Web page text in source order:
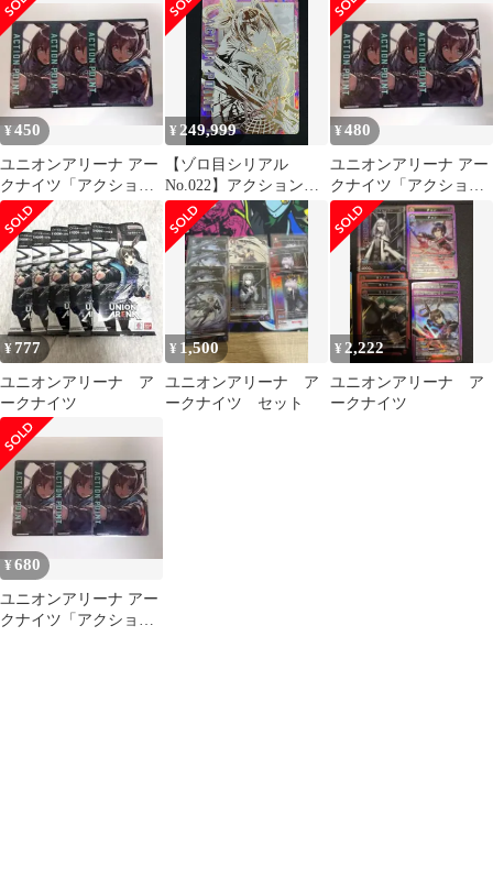
¥450
ユニオンアリーナ アー
クナイツ「アクション
ポイント（アーミ
ヤ）」３枚セット ST
¥249,999
【ゾロ目シリアル
No.022】アクションポ
イントカード(アークナ
イツ)(アーミヤ){-}
〈ARK-2-AP01★〉
[EX11BT] ユニアリ ア
ーミヤ シリアルAP
¥480
ユニオンアリーナ アー
クナイツ「アクション
ポイント（アーミ
ヤ）」３枚セット ST
¥777
ユニオンアリーナ ア
ークナイツ
¥ 1,500
ユニオンアリーナ ア
ークナイツ セット
¥ 2,222
ユニオンアリーナ ア
ークナイツ
¥680
ユニオンアリーナ アー
クナイツ「アクション